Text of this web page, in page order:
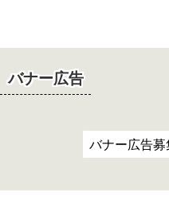
バナー広告
バナー広告募